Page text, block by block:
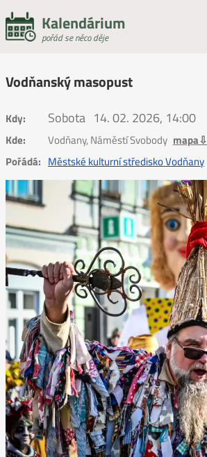
Kalendárium
pořád se něco děje
Vodňanský masopust
Kdy: Sobota 14. 02. 2026, 14:00
Kde: Vodňany, Náměstí Svobody mapa⇩
Pořádá: Městské kulturní středisko Vodňany